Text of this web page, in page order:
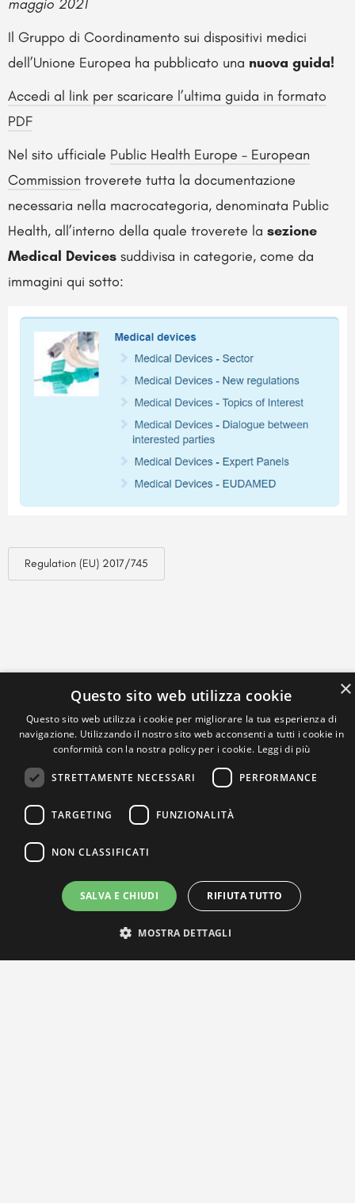
maggio 2021
Il Gruppo di Coordinamento sui dispositivi medici
dell’Unione Europea ha pubblicato una nuova guida!
Accedi al link per scaricare l’ultima guida in formato
PDF
Nel sito ufficiale Public Health Europe – European
Commission troverete tutta la documentazione
necessaria nella macrocategoria, denominata Public
Health, all’interno della quale troverete la sezione
Medical Devices suddivisa in categorie, come da
immagini qui sotto:
Regulation (EU) 2017/745
IL NOSTRO NETWORK
×
Questo sito web utilizza cookie
Questo sito web utilizza i cookie per migliorare la tua esperienza di
navigazione. Utilizzando il nostro sito web acconsenti a tutti i cookie in
conformità con la nostra policy per i cookie. Leggi di più
STRETTAMENTE NECESSARI PERFORMANCE
TARGETING FUNZIONALITÀ
NON CLASSIFICATI
SALVA E CHIUDI RIFIUTA TUTTO
MOSTRA DETTAGLI